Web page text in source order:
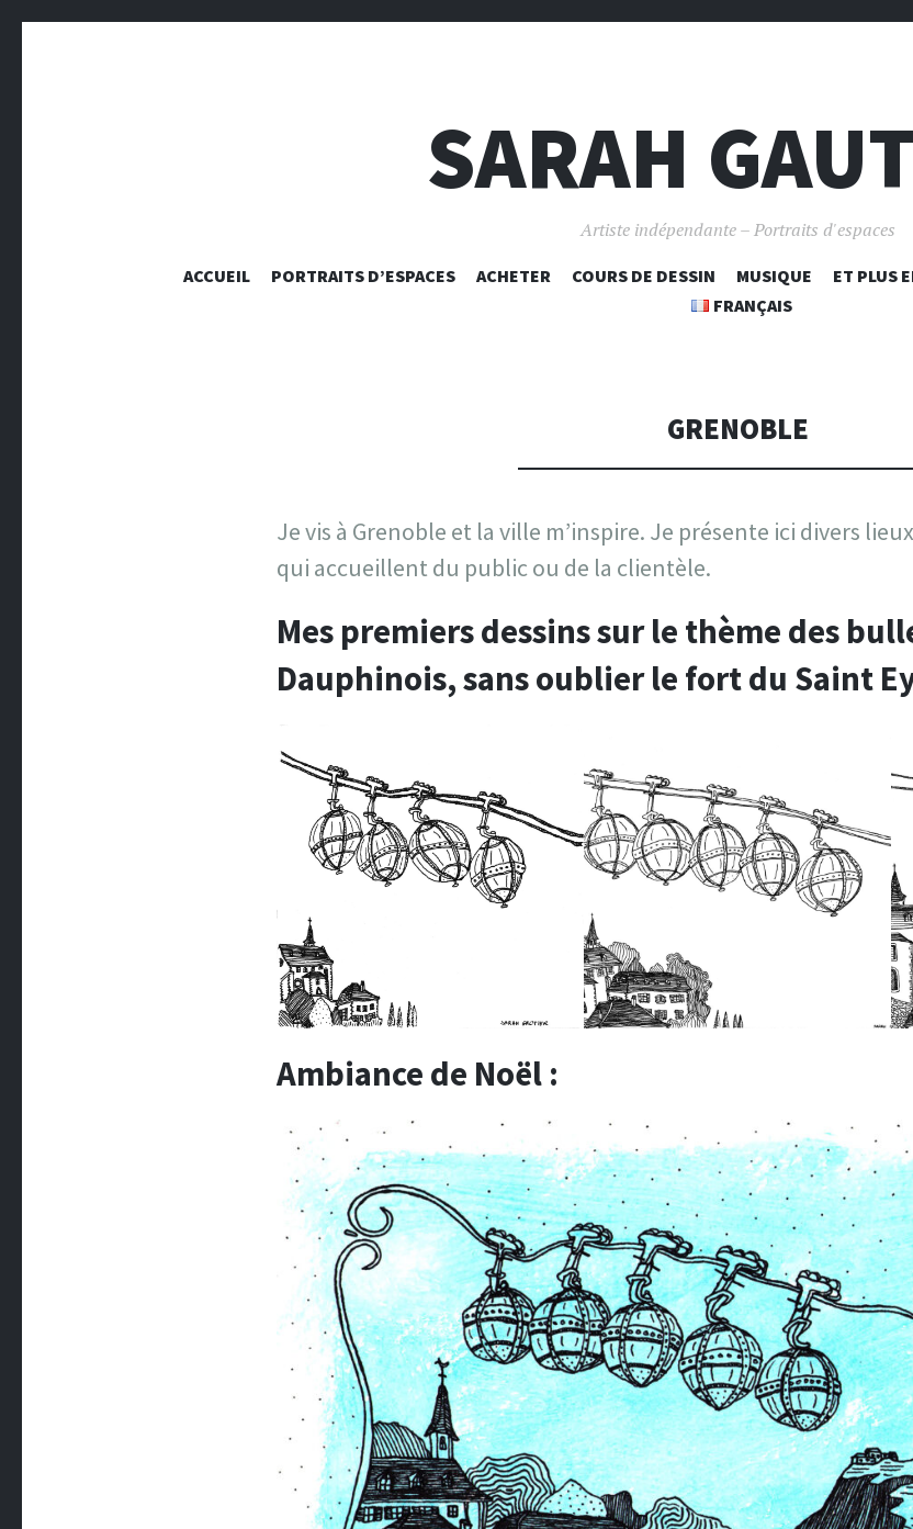
SARAH
Artiste indépendante – Portraits d'espaces
ALLER
AU
CONTENU
ACCUEIL PORTRAITS D’ESPACES ACHETER COURS DE DESSIN MUSIQUE ET PLUS
FRANÇAIS
GRENOBLE
Je vis à Grenoble et la ville m’inspire. Je présente ici divers
qui accueillent du public ou de la clientèle.
Mes premiers dessins sur le thème des
Dauphinois, sans oublier le fort du Saint
Ambiance de Noël :